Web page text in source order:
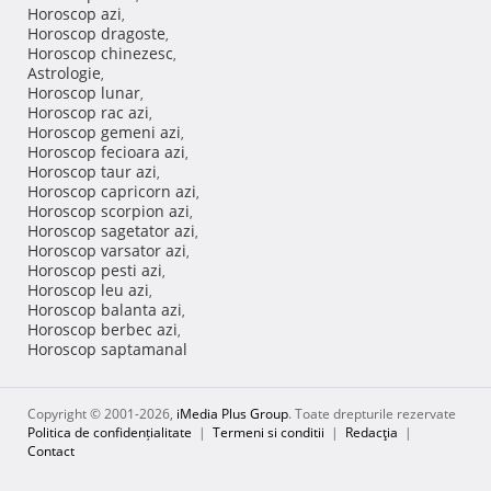
Horoscop azi,
Horoscop dragoste,
Horoscop chinezesc,
Astrologie,
Horoscop lunar,
Horoscop rac azi,
Horoscop gemeni azi,
Horoscop fecioara azi,
Horoscop taur azi,
Horoscop capricorn azi,
Horoscop scorpion azi,
Horoscop sagetator azi,
Horoscop varsator azi,
Horoscop pesti azi,
Horoscop leu azi,
Horoscop balanta azi,
Horoscop berbec azi,
Horoscop saptamanal
Copyright © 2001-2026, iMedia Plus Group. Toate drepturile rezervate
Politica de confidențialitate | Termeni si conditii | Redacţia |
Contact